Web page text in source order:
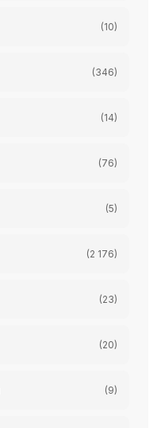
(10)
(346)
(14)
(76)
(5)
(2 176)
(23)
(20)
(9)